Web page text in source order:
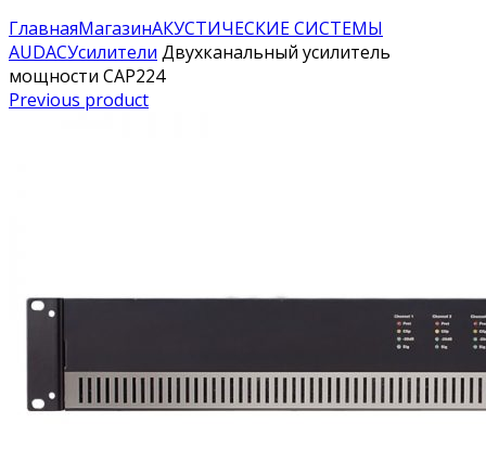
ГлавнаяМагазинАКУСТИЧЕСКИЕ СИСТЕМЫ
AUDACУсилители Двухканальный усилитель
мощности CAP224
Previous product